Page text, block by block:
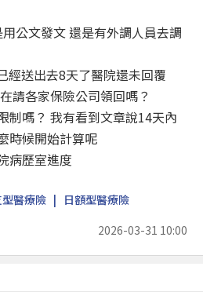
公文發文 還是有外調人員去調
經送出去8天了醫院還未回覆
請各家保險公司領回嗎？
制嗎？ 我有看到文章說14天內
時候開始計算呢
病歷室進度
醫療險
日額型醫療險
2026-03-31 10:00